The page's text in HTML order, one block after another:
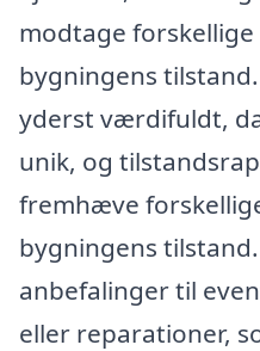
modtage
bygningens
yderst værdifuldt,
unik, og
fremhæve
bygningens
anbefalinger til
eller reparationer,